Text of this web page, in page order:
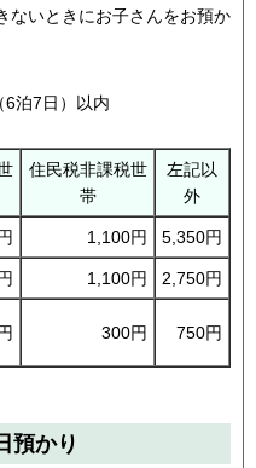
ないときにお子さんをお預か
6泊7日）以内
住民税非課税世
帯
左記以
外
1,100円 5,350円
1,100円 2,750円
300円 750円
預かり